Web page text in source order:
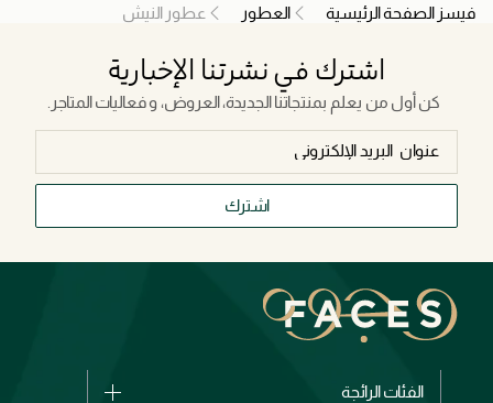
فيسز الصفحة الرئيسية العطور عطور النيش
اشترك في نشرتنا الإخبارية
كن أول من يعلم بمنتجاتنا الجديدة، العروض، و فعاليات المتاجر.
اشترك
الفئات الرائجة